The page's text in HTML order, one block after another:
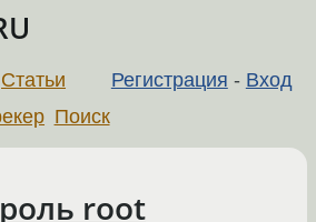
Регистрация - Вход
Статьи
Поиск
root